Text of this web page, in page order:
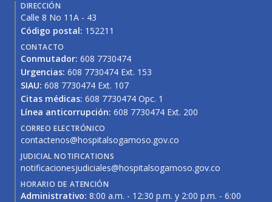
DIRECCIÓN
Calle 8 No 11A - 43
Código postal: 152211
CONTACTO
Conmutador: 608 7730474
Urgencias: 608 7730474 Ext. 153
SIAU: 608 7730474 Ext. 107
Citas médicas: 608 7730474 Opc. 1
Línea anticorrupción: 608 7730474 Ext. 200
CORREO ELECTRÓNICO
contactenos@hospitalsogamoso.gov.co
JUDICIAL NOTIFICATIONS
notificacionesjudiciales@hospitalsogamoso.gov.co
HORARIO DE ATENCIÓN
Administrativo: 8:00 a.m. - 12:30 p.m. y 2:00 p.m. - 6:00